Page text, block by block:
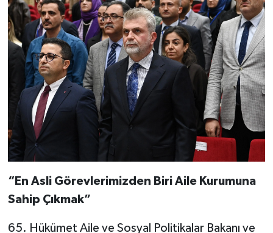
“En Asli Görevlerimizden Biri Aile Kurumuna
Sahip Çıkmak”
65. Hükümet Aile ve Sosyal Politikalar Bakanı ve